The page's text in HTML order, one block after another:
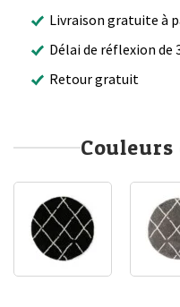
Livraison gratuite à
Délai de réflexion de
Retour gratuit